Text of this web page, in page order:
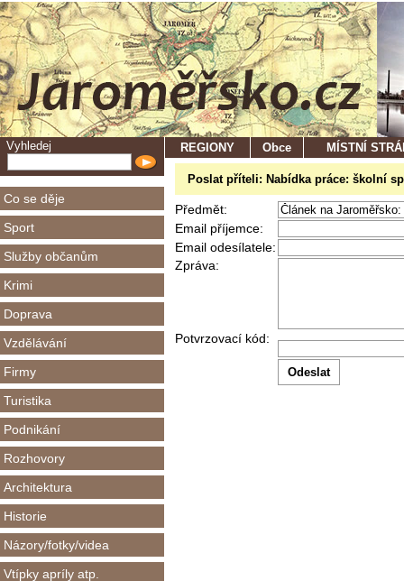
Vyhledej
Co se děje
Sport
Služby občanům
Krimi
Doprava
Vzdělávání
Firmy
Turistika
Podnikání
Rozhovory
Architektura
Historie
Názory/fotky/videa
Vtípky apríly atp.
REGIONY Obce MÍSTNÍ
Poslat příteli: Nabídka práce: školní
Předmět:
Email příjemce:
Email odesílatele:
Zpráva:
Potvrzovací kód: